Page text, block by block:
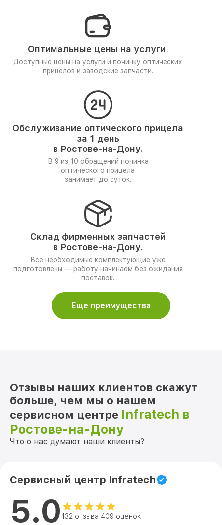
Оптимальные цены на услуги.
Доступные цены на услуги и починку оптических
прицелов и заводские запчасти.
Обслуживание оптического прицела
за 1 день
в Ростове-на-Дону.
В 9 из 10 обращений починка
оптического прицела
занимает до суток.
Склад фирменных запчастей
в Ростове-на-Дону.
Все необходимые комплектующие уже
подготовлены — работу начинаем без ожидания
поставок.
Еще преимущества
Отзывы наших клиентов скажут
больше, чем мы о нашем
сервисном центре Infratech в
Ростове-на-Дону
Что о нас думают наши клиенты?
Сервисный центр Infratech
5.0 132 отзыва 409 оценок